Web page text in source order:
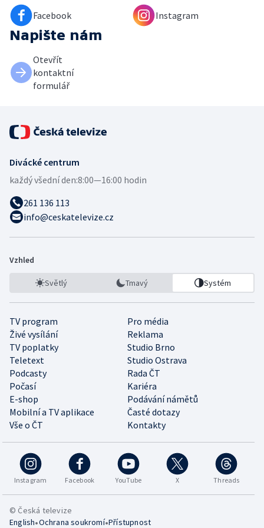
Facebook Instagram
Napište nám
Otevřít
kontaktní
formulář
Divácké centrum
každý všední den:8:00—16:00 hodin
261 136 113
info@ceskatelevize.cz
Vzhled
Světlý Tmavý Systém
TV program
Pro média
Živé vysílání
Reklama
TV poplatky
Studio Brno
Teletext
Studio Ostrava
Podcasty
Rada ČT
Počasí
Kariéra
E-shop
Podávání námětů
Mobilní a TV aplikace
Časté dotazy
Vše o ČT
Kontakty
Instagram Facebook YouTube X Threads
© Česká televize
English•Ochrana soukromí•Přístupnost